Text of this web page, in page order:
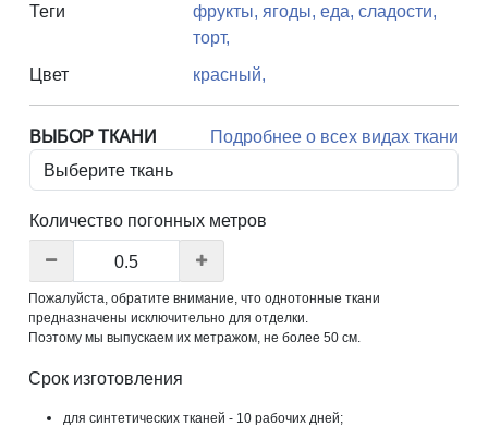
Теги
фрукты, ягоды, еда, сладости,
торт,
Цвет
красный,
ВЫБОР ТКАНИ Подробнее о всех видах ткани
Количество погонных метров
Пожалуйста, обратите внимание, что однотонные ткани
предназначены исключительно для отделки.
Поэтому мы выпускаем их метражом, не более 50 см.
Срок изготовления
для синтетических тканей - 10 рабочих дней;